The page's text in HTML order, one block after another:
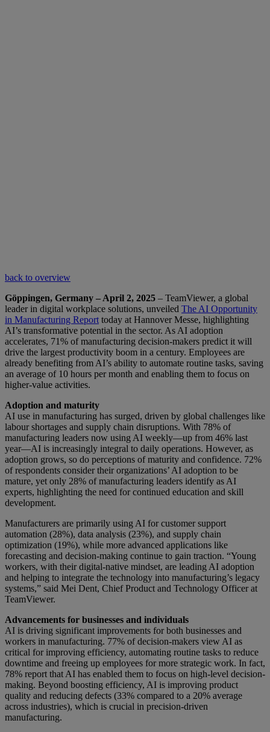
back to overview
Göppingen, Germany – April 2, 2025 – TeamViewer, a global
leader in digital workplace solutions, unveiled The AI Opportunity
in Manufacturing Report today at Hannover Messe, highlighting
AI’s transformative potential in the sector. As AI adoption
accelerates, 71% of manufacturing decision-makers predict it will
drive the largest productivity boom in a century. Employees are
already benefiting from AI’s ability to automate routine tasks, saving
an average of 10 hours per month and enabling them to focus on
higher-value activities.
Adoption and maturity
AI use in manufacturing has surged, driven by global challenges like
labour shortages and supply chain disruptions. With 78% of
manufacturing leaders now using AI weekly—up from 46% last
year—AI is increasingly integral to daily operations. However, as
adoption grows, so do perceptions of maturity and confidence. 72%
of respondents consider their organizations’ AI adoption to be
mature, yet only 28% of manufacturing leaders identify as AI
experts, highlighting the need for continued education and skill
development.
Manufacturers are primarily using AI for customer support
automation (28%), data analysis (23%), and supply chain
optimization (19%), while more advanced applications like
forecasting and decision-making continue to gain traction. “Young
workers, with their digital-native mindset, are leading AI adoption
and helping to integrate the technology into manufacturing’s legacy
systems,” said Mei Dent, Chief Product and Technology Officer at
TeamViewer.
Advancements for businesses and individuals
AI is driving significant improvements for both businesses and
workers in manufacturing. 77% of decision-makers view AI as
critical for improving efficiency, automating routine tasks to reduce
downtime and freeing up employees for more strategic work. In fact,
78% report that AI has enabled them to focus on high-level decision-
making. Beyond boosting efficiency, AI is improving product
quality and reducing defects (33% compared to a 20% average
across industries), which is crucial in precision-driven
manufacturing.